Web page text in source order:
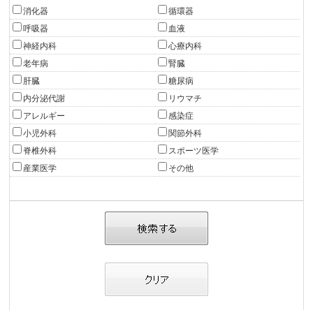
消化器
循環器
呼吸器
血液
神経内科
心療内科
老年病
腎臓
肝臓
糖尿病
内分泌代謝
リウマチ
アレルギー
感染症
小児外科
関節外科
脊椎外科
スポーツ医学
産業医学
その他